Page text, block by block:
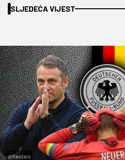
SLJEDEĆA VIJEST
@Reuters